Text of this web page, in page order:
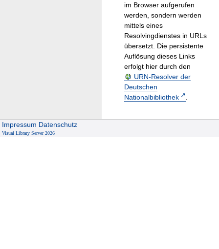
im Browser aufgerufen
werden, sondern werden
mittels eines
Resolvingdienstes in URLs
übersetzt. Die persistente
Auflösung dieses Links
erfolgt hier durch den
URN-Resolver der
Deutschen
Nationalbibliothek
.
Impressum Datenschutz
Visual Library Server 2026